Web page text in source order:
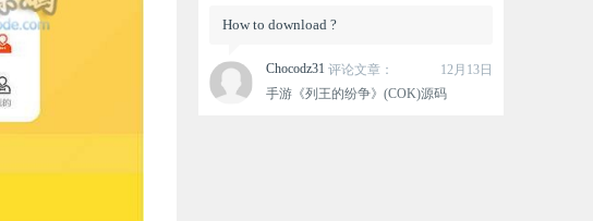
How to download ?
Chocodz31 评论文章：
12月13日
手游《列王的纷争》(COK)源码